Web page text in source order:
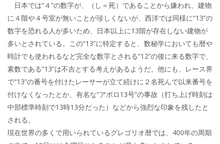
日本では“４”の数字が、（し＝死）であることから嫌われ、建物
に４階や４号室が無いことが珍しくないが、西洋では同様に“13”の
数字を恐れる人が多いため、日本以上に13階が存在しない建物が
多いとされている。この“13”に特定すると、数秘学においても暦や
時計でも使われるなど完全な数字とされる“12”の後に来る数字で、
素数である“13”は不吉とする考えがあるようだ。他にも、レース界
で“13”の番号を付けたレーサーが立て続けに２名死んで以来番号を
付けなくなったとか、有名な“アポロ13号”の事故（打ち上げ時刻は
中部標準時刻で13時13分だった）などから強烈な印象を残したと
される。
現在世界の多くで用いられているグレゴリオ暦では、400年の周期